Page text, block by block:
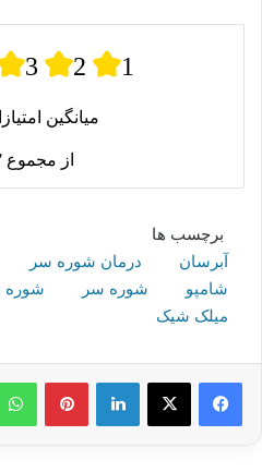
3 2 1
میانگین
از مجموع
برچسب ها
آبرسان
درمان شوره سر
شامپو
شوره سر شوره
میلک شیک
لینکدین